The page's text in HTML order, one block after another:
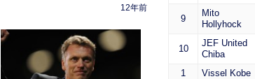
12年前
9
Mito
Hollyhock
10
JEF United
Chiba
1 Vissel Kobe